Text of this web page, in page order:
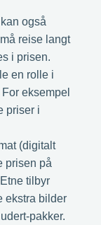
også
reise langt
i prisen.
en rolle i
eksempel
priser i
(digitalt
prisen på
tilbyr
ekstra bilder
pakker.